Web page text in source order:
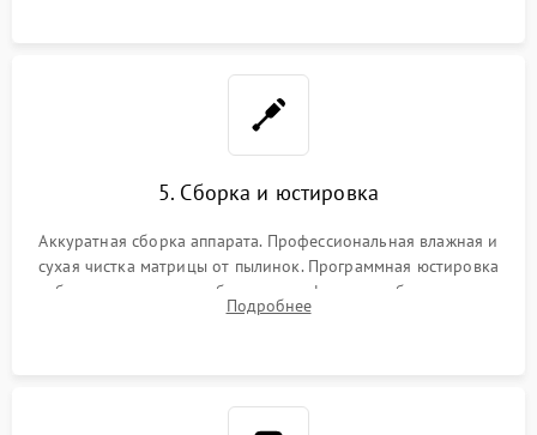
5. Сборка и юстировка
Аккуратная сборка аппарата. Профессиональная влажная и
сухая чистка матрицы от пылинок. Программная юстировка
рабочего отрезка, калибровка автофокуса, стабилизатора и
экспозамера с помощью сервисного ПО.
Подробнее